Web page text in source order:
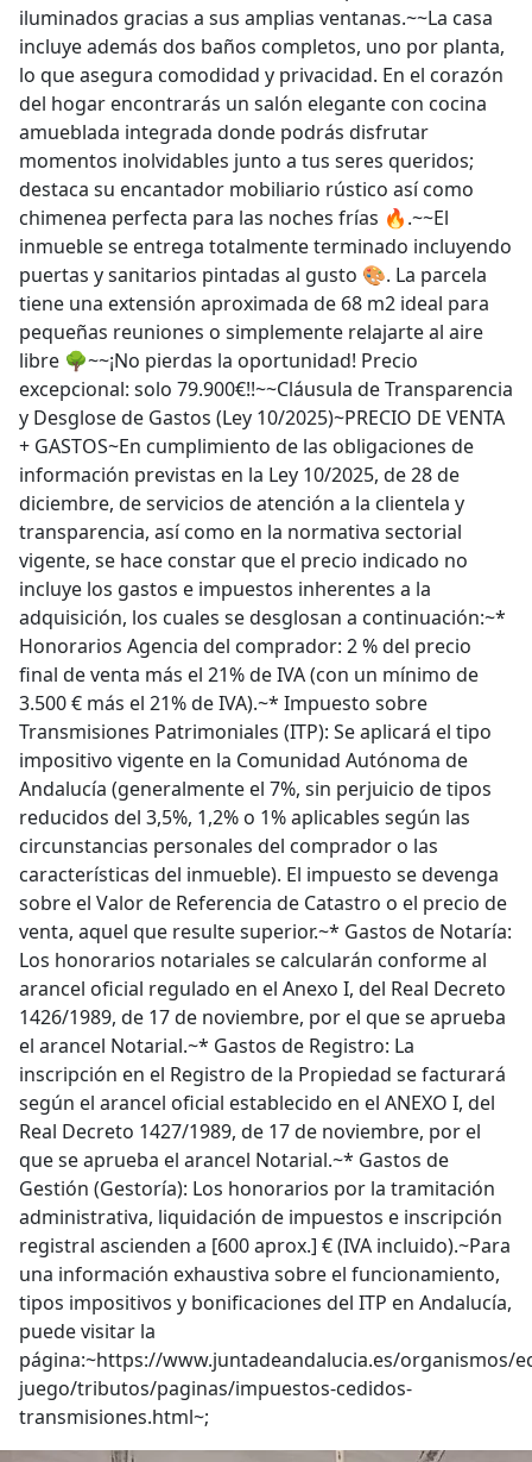
iluminados gracias a sus amplias ventanas.~~La casa
incluye además dos baños completos, uno por planta,
lo que asegura comodidad y privacidad. En el corazón
del hogar encontrarás un salón elegante con cocina
amueblada integrada donde podrás disfrutar
momentos inolvidables junto a tus seres queridos;
destaca su encantador mobiliario rústico así como
chimenea perfecta para las noches frías 🔥.~~El
inmueble se entrega totalmente terminado incluyendo
puertas y sanitarios pintadas al gusto 🎨. La parcela
tiene una extensión aproximada de 68 m2 ideal para
pequeñas reuniones o simplemente relajarte al aire
libre 🌳~~¡No pierdas la oportunidad! Precio
excepcional: solo 79.900€!!~~Cláusula de Transparencia
y Desglose de Gastos (Ley 10/2025)~PRECIO DE VENTA
+ GASTOS~En cumplimiento de las obligaciones de
información previstas en la Ley 10/2025, de 28 de
diciembre, de servicios de atención a la clientela y
transparencia, así como en la normativa sectorial
vigente, se hace constar que el precio indicado no
incluye los gastos e impuestos inherentes a la
adquisición, los cuales se desglosan a continuación:~*
Honorarios Agencia del comprador: 2 % del precio
final de venta más el 21% de IVA (con un mínimo de
3.500 € más el 21% de IVA).~* Impuesto sobre
Transmisiones Patrimoniales (ITP): Se aplicará el tipo
impositivo vigente en la Comunidad Autónoma de
Andalucía (generalmente el 7%, sin perjuicio de tipos
reducidos del 3,5%, 1,2% o 1% aplicables según las
circunstancias personales del comprador o las
características del inmueble). El impuesto se devenga
sobre el Valor de Referencia de Catastro o el precio de
venta, aquel que resulte superior.~* Gastos de Notaría:
Los honorarios notariales se calcularán conforme al
arancel oficial regulado en el Anexo I, del Real Decreto
1426/1989, de 17 de noviembre, por el que se aprueba
el arancel Notarial.~* Gastos de Registro: La
inscripción en el Registro de la Propiedad se facturará
según el arancel oficial establecido en el ANEXO I, del
Real Decreto 1427/1989, de 17 de noviembre, por el
que se aprueba el arancel Notarial.~* Gastos de
Gestión (Gestoría): Los honorarios por la tramitación
administrativa, liquidación de impuestos e inscripción
registral ascienden a [600 aprox.] € (IVA incluido).~Para
una información exhaustiva sobre el funcionamiento,
tipos impositivos y bonificaciones del ITP en Andalucía,
puede visitar la
página:~https://www.juntadeandalucia.es/
juego/tributos/paginas/impuestos-cedidos-
transmisiones.html~;